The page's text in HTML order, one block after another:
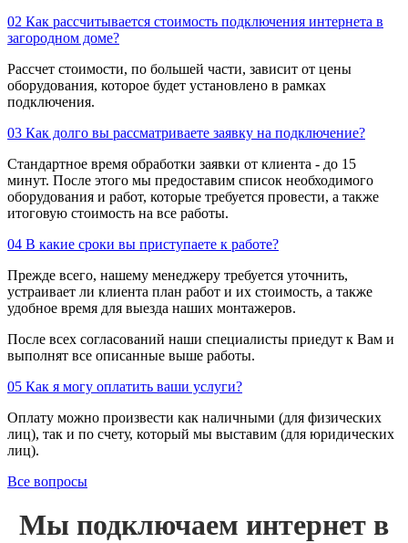
02 Как рассчитывается стоимость подключения интернета в
загородном доме?
Рассчет стоимости, по большей части, зависит от цены
оборудования, которое будет установлено в рамках
подключения.
03 Как долго вы рассматриваете заявку на подключение?
Стандартное время обработки заявки от клиента - до 15
минут. После этого мы предоставим список необходимого
оборудования и работ, которые требуется провести, а также
итоговую стоимость на все работы.
04 В какие сроки вы приступаете к работе?
Прежде всего, нашему менеджеру требуется уточнить,
устраивает ли клиента план работ и их стоимость, а также
удобное время для выезда наших монтажеров.
После всех согласований наши специалисты приедут к Вам и
выполнят все описанные выше работы.
05 Как я могу оплатить ваши услуги?
Оплату можно произвести как наличными (для физических
лиц), так и по счету, который мы выставим (для юридических
лиц).
Все вопросы
Мы подключаем интернет в